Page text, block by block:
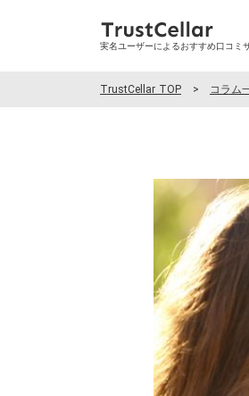
実名ユーザーによるおすすめ口コミ
TrustCellar TOP コラム